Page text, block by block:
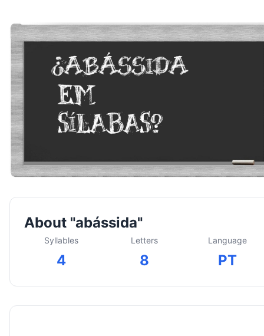
About "abássida"
Syllables
4
Letters
8
Language
PT